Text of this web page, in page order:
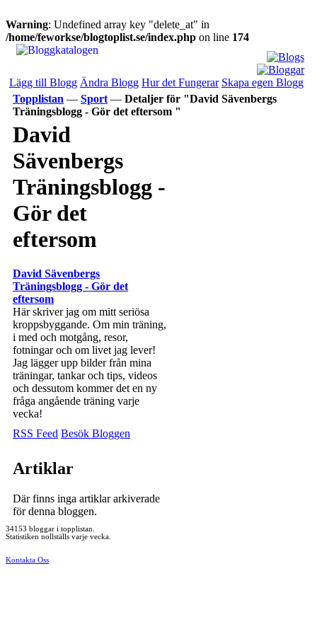
Warning: Undefined array key "delete_at" in
/home/feworkse/blogtoplist.se/index.php on line 174
Lägg till Blogg Ändra Blogg Hur det Fungerar Skapa egen Blogg
Topplistan — Sport — Detaljer för "David Sävenbergs
Träningsblogg - Gör det eftersom "
David
Sävenbergs
Träningsblogg -
Gör det
eftersom
David Sävenbergs
Träningsblogg - Gör det
eftersom
Här skriver jag om mitt seriösa
kroppsbyggande. Om min träning,
i med och motgång, resor,
fotningar och om livet jag lever!
Jag lägger upp bilder från mina
träningar, tankar och tips, videos
och dessutom kommer det en ny
fråga angående träning varje
vecka!
RSS Feed Besök Bloggen
Artiklar
Där finns inga artiklar arkiverade
för denna bloggen.
34153 bloggar i topplistan.
Statistiken nollställs varje vecka.
Kontakta Oss